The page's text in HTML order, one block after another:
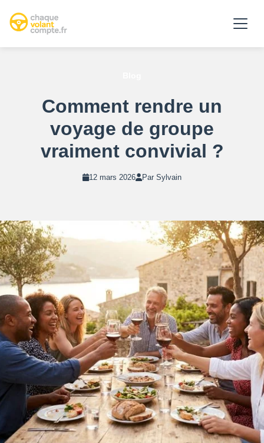
Comment rendre un
voyage de groupe
vraiment convivial ?
12 mars 2026 Par Sylvain